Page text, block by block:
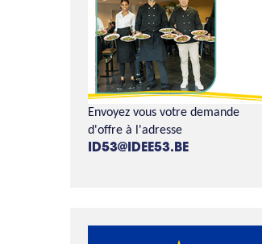
Envoyez vous votre demande
d'offre à l'adresse
ID53@IDEE53.BE